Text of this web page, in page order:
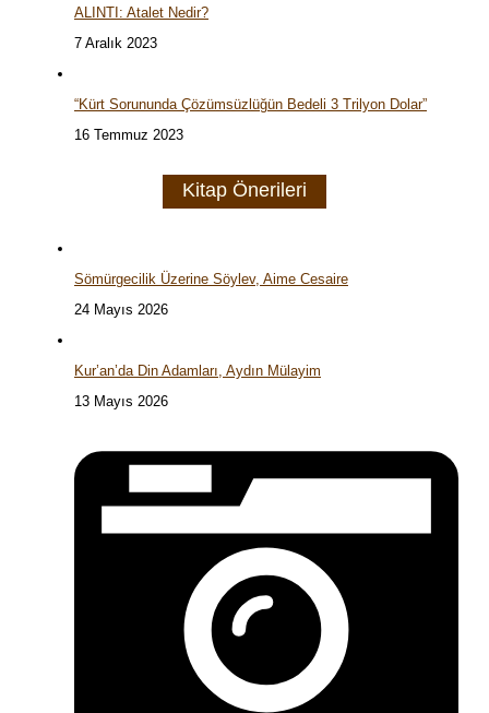
ALINTI: Atalet Nedir?
7 Aralık 2023
“Kürt Sorununda Çözümsüzlüğün Bedeli 3 Trilyon Dolar”
16 Temmuz 2023
Kitap Önerileri
Sömürgecilik Üzerine Söylev, Aime Cesaire
24 Mayıs 2026
Kur’an’da Din Adamları, Aydın Mülayim
13 Mayıs 2026